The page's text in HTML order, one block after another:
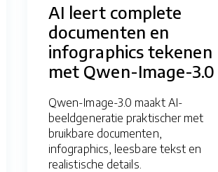
AI leert complete
documenten en
infographics tekenen
met Qwen-Image-3.0
Qwen-Image-3.0 maakt AI-
beeldgeneratie praktischer met
bruikbare documenten,
infographics, leesbare tekst en
realistische details.